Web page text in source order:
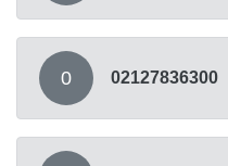
0 02127836300